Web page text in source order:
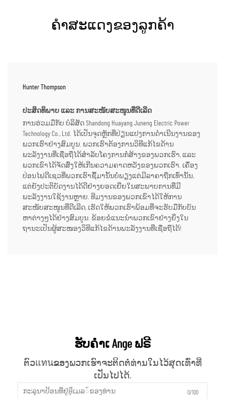
ຄຳສະແດງຂອງລູກຄ້າ
Hunter Thompson
ປະສິດທິພາບ ແລະ ການສະໜັບສະໜູນທີ່ດີເລີດ
ການຮ່ວມມືກັບ ບໍລິສັດ Shandong Huayang Juneng Electric Power
Technology Co., Ltd. ໄດ້ເປັນຈຸດຫຼັກທີ່ປ່ຽນແປງການດຳເນີນງານຂອງ
ພວກເຮົາຢ່າງສົມບູນ. ພວກເຮົາຕ້ອງການວິທີແກ້ໄຂດ້ານ
ພະລັງງານທີ່ເຊື່ອຖືໄດ້ສຳລັບໂຄງການກໍ່ສ້າງຂອງພວກເຮົາ, ແລະ
ພວກເຂົາໄດ້ຈັດສົ່ງໃຫ້ເກີນຄວາມຄາດຫວັງຂອງພວກເຮົາ. ເຄື່ອງ
ປ່ອນໄຟດີເຊວທີ່ພວກເຮົາຊື້ມານັ້ນບໍ່ພຽງແຕ່ມີລາຄາຖືກເທົ່ານັ້ນ,
ແຕ່ຍັງປະຕິບັດງານໄດ້ດີຢ່າງຍອດເຍີ່ຍໃນສະພາບການທີ່ມີ
ພະລັງງານໃຊ້ງານຫຼາຍ. ທີມງານຂອງພວກເຂົາໄດ້ໃຫ້ການ
ສະໜັບສະໜູນທີ່ດີເລີດ, ເຮັດໃຫ້ພວກເຮົາພ້ອມທີ່ຈະຮັບມືກັບບັນ
ຫາຕ່າງໆໄດ້ຢ່າງສົມບູນ. ຂ້ອຍຂໍແນະນຳພວກເຂົາຢ່າງຍິ່ງໃນ
ຖານະເປັນຜູ້ສະໜອງວິທີແກ້ໄຂດ້ານພະລັງງານທີ່ເຊື່ອຖືໄດ້!
ຮັບຄຳເ Ange ຟຣີ
ຕົວแทนຂອງພວກເຮົາຈະຕິດຕໍ່ທ່ານໃນໄວ້ສຸດເທົ່າທີ່
ເປັນໄປໄດ້.
0/100